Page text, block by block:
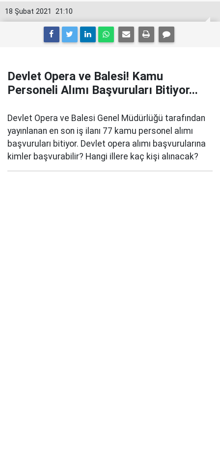
21:10
18 Şubat 2021
Devlet Opera ve Balesi! Kamu
Personeli Alımı Başvuruları Bitiyor...
Devlet Opera ve Balesi Genel Müdürlüğü tarafından
yayınlanan en son iş ilanı 77 kamu personel alımı
başvuruları bitiyor. Devlet opera alımı başvurularına
kimler başvurabilir? Hangi illere kaç kişi alınacak?